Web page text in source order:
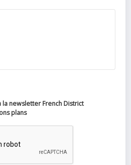
la newsletter French District
plans